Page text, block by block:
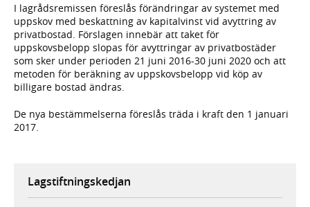
I lagrådsremissen föreslås förändringar av systemet med
uppskov med beskattning av kapitalvinst vid avyttring av
privatbostad. Förslagen innebär att taket för
uppskovsbelopp slopas för avyttringar av privatbostäder
som sker under perioden 21 juni 2016-30 juni 2020 och att
metoden för beräkning av uppskovsbelopp vid köp av
billigare bostad ändras.
De nya bestämmelserna föreslås träda i kraft den 1 januari
2017.
Lagstiftningskedjan